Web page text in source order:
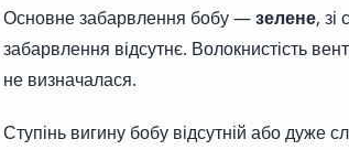
Основне забарвлення бобу —зелене, зі
забарвлення відсутнє. Волокнистість
не визначалася.
Ступінь вигину бобу відсутній або дуже